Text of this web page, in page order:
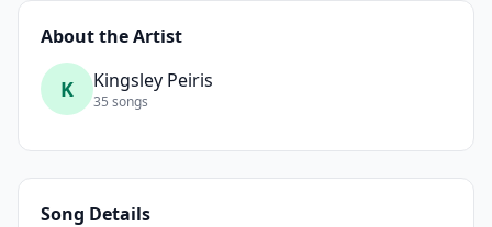
About the Artist
K Kingsley Peiris
35 songs
Song Details